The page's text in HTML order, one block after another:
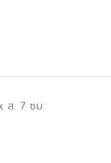
ส. 7 ซม.